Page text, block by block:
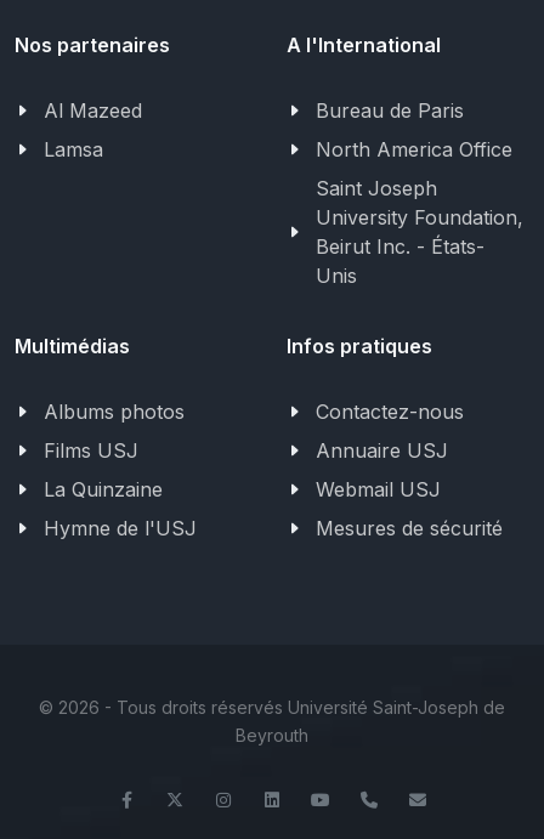
Nos partenaires
Al Mazeed
Lamsa
A l'International
Bureau de Paris
North America Office
Saint Joseph
University Foundation,
Beirut Inc. - États-
Unis
Multimédias
Albums photos
Films USJ
La Quinzaine
Hymne de l'USJ
Infos pratiques
Contactez-nous
Annuaire USJ
Webmail USJ
Mesures de sécurité
© 2026 - Tous droits réservés Université Saint-Joseph de
Beyrouth
FacebookTwitter InstagramLinkedInYouTube+961 (1) 421 530